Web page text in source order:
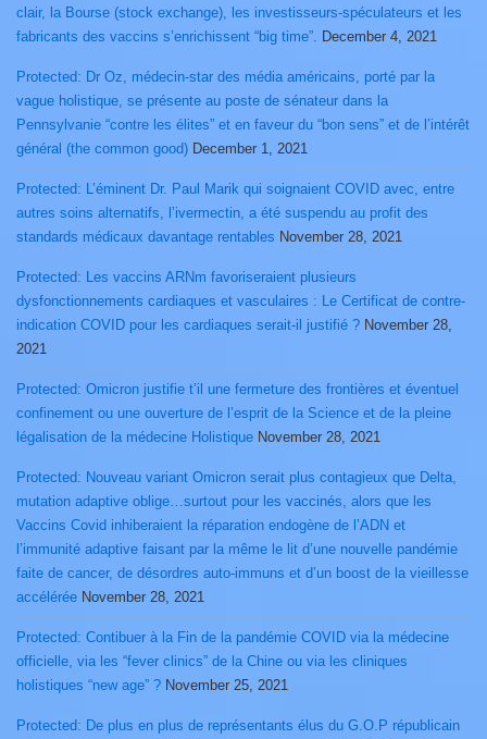
clair, la Bourse (stock exchange), les investisseurs-spéculateurs et les
fabricants des vaccins s’enrichissent “big time”. December 4, 2021
Protected: Dr Oz, médecin-star des média américains, porté par la
vague holistique, se présente au poste de sénateur dans la
Pennsylvanie “contre les élites” et en faveur du “bon sens” et de l’intérêt
général (the common good) December 1, 2021
Protected: L’éminent Dr. Paul Marik qui soignaient COVID avec, entre
autres soins alternatifs, l’ivermectin, a été suspendu au profit des
standards médicaux davantage rentables November 28, 2021
Protected: Les vaccins ARNm favoriseraient plusieurs
dysfonctionnements cardiaques et vasculaires : Le Certificat de contre-
indication COVID pour les cardiaques serait-il justifié ? November 28,
2021
Protected: Omicron justifie t’il une fermeture des frontières et éventuel
confinement ou une ouverture de l’esprit de la Science et de la pleine
légalisation de la médecine Holistique November 28, 2021
Protected: Nouveau variant Omicron serait plus contagieux que Delta,
mutation adaptive oblige…surtout pour les vaccinés, alors que les
Vaccins Covid inhiberaient la réparation endogène de l’ADN et
l’immunité adaptive faisant par la même le lit d’une nouvelle pandémie
faite de cancer, de désordres auto-immuns et d’un boost de la vieillesse
accélérée November 28, 2021
Protected: Contibuer à la Fin de la pandémie COVID via la médecine
officielle, via les “fever clinics” de la Chine ou via les cliniques
holistiques “new age” ? November 25, 2021
Protected: De plus en plus de représentants élus du G.O.P républicain